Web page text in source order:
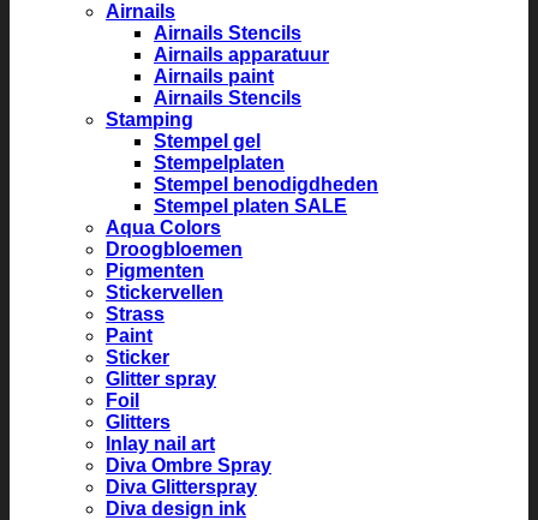
Airnails
Airnails Stencils
Airnails apparatuur
Airnails paint
Airnails Stencils
Stamping
Stempel gel
Stempelplaten
Stempel benodigdheden
Stempel platen SALE
Aqua Colors
Droogbloemen
Pigmenten
Stickervellen
Strass
Paint
Sticker
Glitter spray
Foil
Glitters
Inlay nail art
Diva Ombre Spray
Diva Glitterspray
Diva design ink